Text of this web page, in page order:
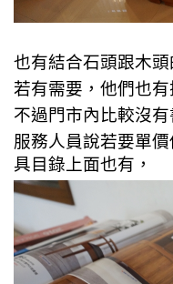
也有結合石頭跟木頭
若有需要，他們也
不過門市內比較沒有
服務人員說若要單
具目錄上面也有，